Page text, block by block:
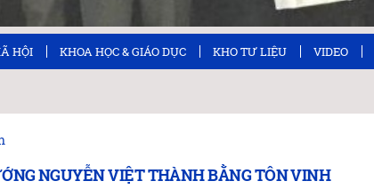
HỘI KHOA HỌC & GIÁO DỤC KHO TƯ LIỆU VIDEO
NGUYỄN VIỆT THÀNH BẰNG TÔN VINH